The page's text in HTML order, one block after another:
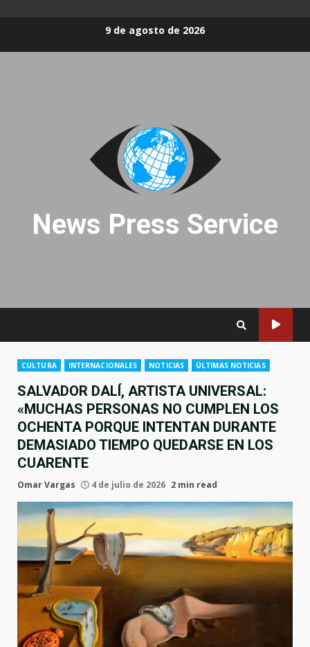
9 de agosto de 2026
News Press Service
CULTURA INTERNACIONALES NOTICIAS ÚLTIMAS NOTICIAS
SALVADOR DALÍ, ARTISTA UNIVERSAL:
«MUCHAS PERSONAS NO CUMPLEN LOS
OCHENTA PORQUE INTENTAN DURANTE
DEMASIADO TIEMPO QUEDARSE EN LOS
CUARENTE
Omar Vargas 4 de julio de 2026 2 min read